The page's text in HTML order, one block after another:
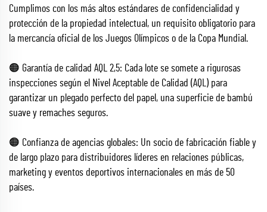
Cumplimos con los más altos estándares de confidencialidad y
protección de la propiedad intelectual, un requisito obligatorio para
la mercancía oficial de los Juegos Olímpicos o de la Copa Mundial.
🟠 Garantía de calidad AQL 2,5: Cada lote se somete a rigurosas
inspecciones según el Nivel Aceptable de Calidad (AQL) para
garantizar un plegado perfecto del papel, una superficie de bambú
suave y remaches seguros.
🟠 Confianza de agencias globales: Un socio de fabricación fiable y
de largo plazo para distribuidores líderes en relaciones públicas,
marketing y eventos deportivos internacionales en más de 50
países.